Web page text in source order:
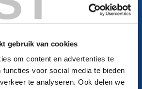
gebruik van cookies
om content en advertenties te
functies voor social media te bieden
te analyseren. Ook delen we